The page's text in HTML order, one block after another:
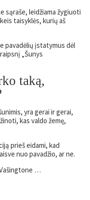
sąraše, leidžiama žygiuoti
taisyklės, kurių aš
pavadėlių įstatymus dėl
„Šunys
taką,
yra gerai ir gerai,
kas valdo žemę,
prieš eidami, kad
nuo pavadžio, ar ne.
…